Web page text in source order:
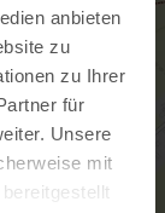
anbieten
zu
zu Ihrer
für
Unsere
mit